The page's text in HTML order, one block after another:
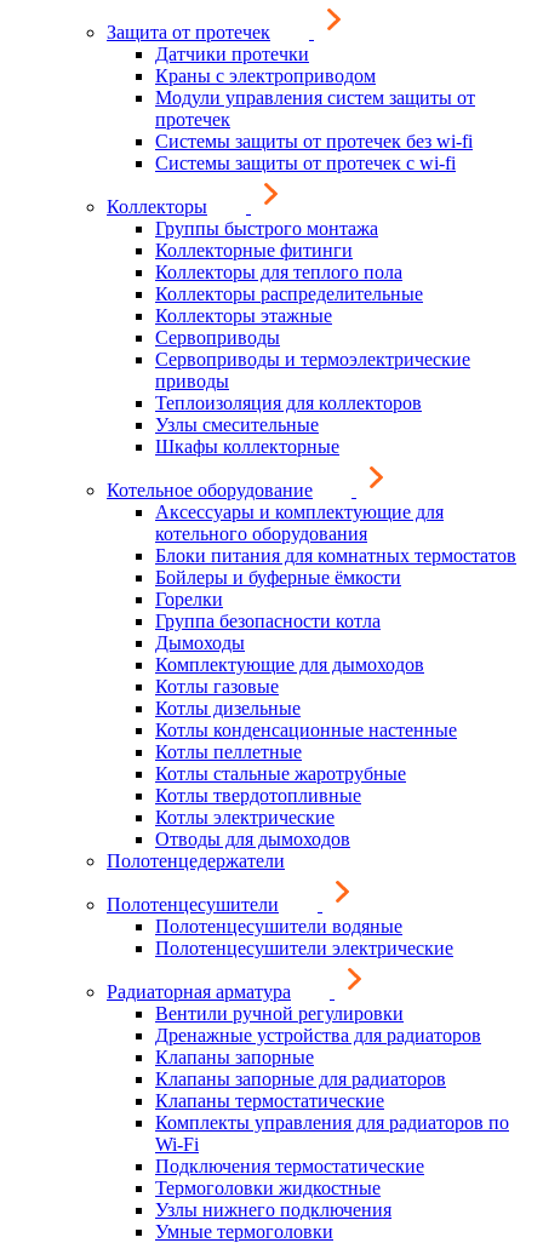
Защита от протечек
Датчики протечки
Краны с электроприводом
Модули управления систем защиты от
протечек
Системы защиты от протечек без wi-fi
Системы защиты от протечек с wi-fi
Коллекторы
Группы быстрого монтажа
Коллекторные фитинги
Коллекторы для теплого пола
Коллекторы распределительные
Коллекторы этажные
Сервоприводы
Сервоприводы и термоэлектрические
приводы
Теплоизоляция для коллекторов
Узлы смесительные
Шкафы коллекторные
Котельное оборудование
Аксессуары и комплектующие для
котельного оборудования
Блоки питания для комнатных термостатов
Бойлеры и буферные ёмкости
Горелки
Группа безопасности котла
Дымоходы
Комплектующие для дымоходов
Котлы газовые
Котлы дизельные
Котлы конденсационные настенные
Котлы пеллетные
Котлы стальные жаротрубные
Котлы твердотопливные
Котлы электрические
Отводы для дымоходов
Полотенцедержатели
Полотенцесушители
Полотенцесушители водяные
Полотенцесушители электрические
Радиаторная арматура
Вентили ручной регулировки
Дренажные устройства для радиаторов
Клапаны запорные
Клапаны запорные для радиаторов
Клапаны термостатические
Комплекты управления для радиаторов по
Wi-Fi
Подключения термостатические
Термоголовки жидкостные
Узлы нижнего подключения
Умные термоголовки